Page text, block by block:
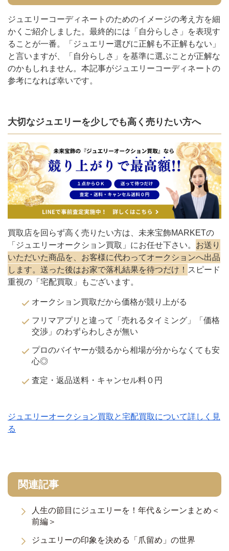
ジュエリーコーディネートのためのイメージの考え方を細
かくご紹介しました。最終的には「自分らしさ」を表現す
ることが一番。「ジュエリー選びに正解も不正解もない」
と言いますが、「自分らしさ」を基準に選ぶことが正解な
のかもしれません。本記事がジュエリーコーディネートの
参考になれば幸いです。
大切なジュエリーを少しでも高く売りたい方へ
買取店を回らず高く売りたい方は、未来宝飾MARKETの
「ジュエリーオークション買取」にお任せ下さい。 お送り
いただいた商品を、お客様に代わってオークションへ出品
します。送った後はお家で落札結果を待つだけ！ スピード
重視の「宅配買取」もございます。
オークション買取だから価格が競り上がる
フリマアプリと違って「売れるタイミング」「価格
交渉」のわずらわしさが無い
プロのバイヤーが競るから相場が分からなくても安
心◎
査定・返品送料・キャンセル料０円
ジュエリーオークション買取と宅配買取について詳しく見
る
関連記事
人生の節目にジュエリーを！年代＆シーンまとめ＜
前編＞
ジュエリーの印象を決める「爪留め」の世界